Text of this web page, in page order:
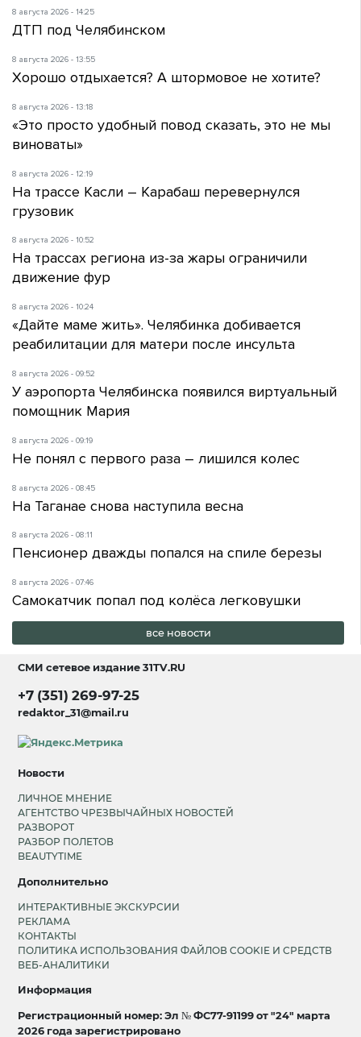
8 августа 2026 - 14:25
ДТП под Челябинском
8 августа 2026 - 13:55
Хорошо отдыхается? А штормовое не хотите?
8 августа 2026 - 13:18
«Это просто удобный повод сказать, это не мы
виноваты»
8 августа 2026 - 12:19
На трассе Касли – Карабаш перевернулся
грузовик
8 августа 2026 - 10:52
На трассах региона из-за жары ограничили
движение фур
8 августа 2026 - 10:24
«Дайте маме жить». Челябинка добивается
реабилитации для матери после инсульта
8 августа 2026 - 09:52
У аэропорта Челябинска появился виртуальный
помощник Мария
8 августа 2026 - 09:19
Не понял с первого раза – лишился колес
8 августа 2026 - 08:45
На Таганае снова наступила весна
8 августа 2026 - 08:11
Пенсионер дважды попался на спиле березы
8 августа 2026 - 07:46
Самокатчик попал под колёса легковушки
все новости
СМИ сетевое издание31TV.RU
+7 (351) 269-97-25
redaktor_31@mail.ru
Новости
ЛИЧНОЕ МНЕНИЕ
АГЕНТСТВО ЧРЕЗВЫЧАЙНЫХ НОВОСТЕЙ
РАЗВОРОТ
РАЗБОР ПОЛЕТОВ
BEAUTYTIME
Дополнительно
ИНТЕРАКТИВНЫЕ ЭКСКУРСИИ
РЕКЛАМА
КОНТАКТЫ
ПОЛИТИКА ИСПОЛЬЗОВАНИЯ ФАЙЛОВ COOKIE И СРЕДСТВ
ВЕБ-АНАЛИТИКИ
Информация
Регистрационный номер: Эл № ФС77-91199 от "24" марта
2026 года зарегистрировано